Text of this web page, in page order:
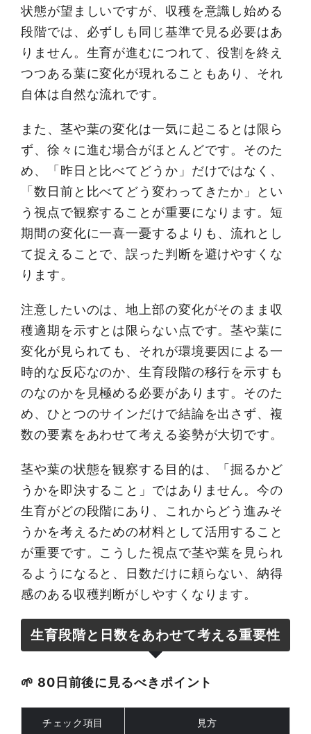
状態が望ましいですが、収穫を意識し始める
段階では、必ずしも同じ基準で見る必要はあ
りません。生育が進むにつれて、役割を終え
つつある葉に変化が現れることもあり、それ
自体は自然な流れです。
また、茎や葉の変化は一気に起こるとは限ら
ず、徐々に進む場合がほとんどです。そのた
め、「昨日と比べてどうか」だけではなく、
「数日前と比べてどう変わってきたか」とい
う視点で観察することが重要になります。短
期間の変化に一喜一憂するよりも、流れとし
て捉えることで、誤った判断を避けやすくな
ります。
注意したいのは、地上部の変化がそのまま収
穫適期を示すとは限らない点です。茎や葉に
変化が見られても、それが環境要因による一
時的な反応なのか、生育段階の移行を示すも
のなのかを見極める必要があります。そのた
め、ひとつのサインだけで結論を出さず、複
数の要素をあわせて考える姿勢が大切です。
茎や葉の状態を観察する目的は、「掘るかど
うかを即決すること」ではありません。今の
生育がどの段階にあり、これからどう進みそ
うかを考えるための材料として活用すること
が重要です。こうした視点で茎や葉を見られ
るようになると、日数だけに頼らない、納得
感のある収穫判断がしやすくなります。
生育段階と日数をあわせて考える重要性
🌱 80日前後に見るべきポイント
チェック項目 見方